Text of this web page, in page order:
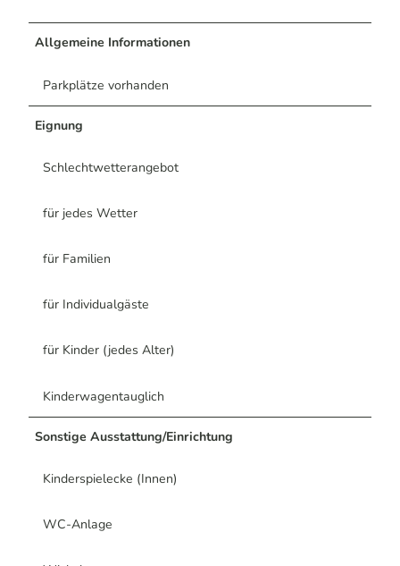
Allgemeine Informationen
Parkplätze vorhanden
Eignung
Schlechtwetterangebot
für jedes Wetter
für Familien
für Individualgäste
für Kinder (jedes Alter)
Kinderwagentauglich
Sonstige Ausstattung/Einrichtung
Kinderspielecke (Innen)
WC-Anlage